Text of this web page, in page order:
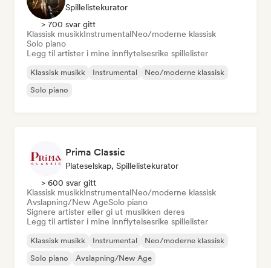
Spillelistekurator
> 700 svar gitt
Klassisk musikkInstrumentalNeo/moderne klassisk
Solo piano
Legg til artister i mine innflytelsesrike spillelister
Klassisk musikk Instrumental
Neo/moderne klassisk
Solo piano
Prima Classic
Plateselskap, Spillelistekurator
> 600 svar gitt
Klassisk musikkInstrumentalNeo/moderne klassisk
Avslapning/New AgeSolo piano
Signere artister eller gi ut musikken deres
Legg til artister i mine innflytelsesrike spillelister
Klassisk musikk Instrumental
Neo/moderne klassisk
Solo piano
Avslapning/New Age